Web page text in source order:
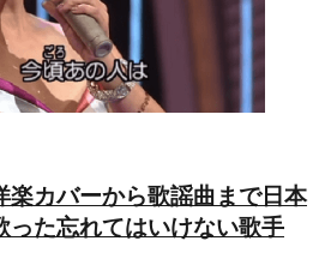
楽カバーから歌謡曲まで日本
った忘れてはいけない歌手